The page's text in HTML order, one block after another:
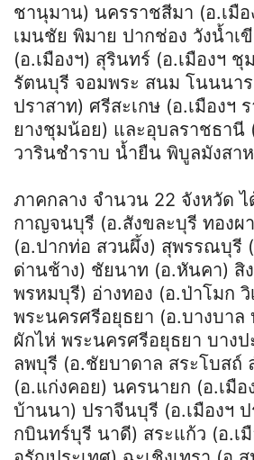
ชานุมาน) นครราชสีมา (อ.เมือ
เมนชัย พิมาย ปากช่อง วังน้ำเ
(อ.เมืองฯ) สุรินทร์ (อ.เมืองฯ
รัตนบุรี จอมพระ สนม โนนนา
ปราสาท) ศรีสะเกษ (อ.เมืองฯ
ยางชุมน้อย) และอุบลราชธานี
วารินชำราบ น้ำยืน พิบูลมังสา
ภาคกลาง จำนวน 22 จังหวัด
กาญจนบุรี (อ.สังขละบุรี ทองผ
(อ.ปากท่อ สวนผึ้ง) สุพรรณบุรี (
ด่านช้าง) ชัยนาท (อ.หันคา) สิ
พรหมบุรี) อ่างทอง (อ.ป่าโมก
พระนครศรีอยุธยา (อ.บางบาล
ผักไห่ พระนครศรีอยุธยา บางป
ลพบุรี (อ.ชัยบาดาล สระโบสถ์
(อ.แก่งคอย) นครนายก (อ.เมือ
บ้านนา) ปราจีนบุรี (อ.เมืองฯ
กบินทร์บุรี นาดี) สระแก้ว (อ.เมื